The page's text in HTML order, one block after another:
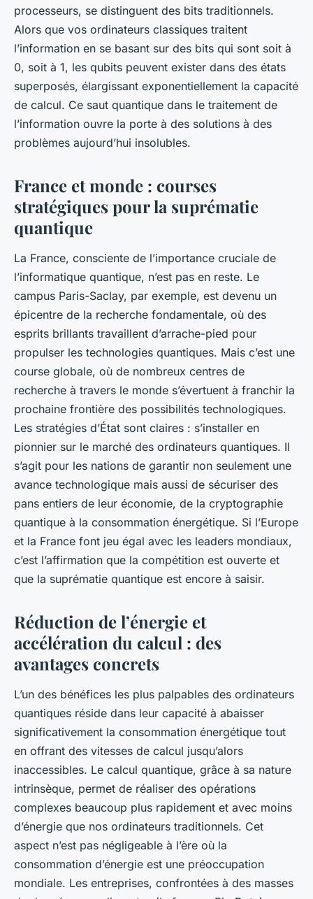
processeurs, se distinguent des bits traditionnels.
Alors que vos ordinateurs classiques traitent
l’information en se basant sur des bits qui sont soit à
0, soit à 1, les qubits peuvent exister dans des états
superposés, élargissant exponentiellement la capacité
de calcul. Ce saut quantique dans le traitement de
l’information ouvre la porte à des solutions à des
problèmes aujourd’hui insolubles.
France et monde : courses
stratégiques pour la suprématie
quantique
La France, consciente de l’importance cruciale de
l’informatique quantique, n’est pas en reste. Le
campus Paris-Saclay, par exemple, est devenu un
épicentre de la recherche fondamentale, où des
esprits brillants travaillent d’arrache-pied pour
propulser les technologies quantiques. Mais c’est une
course globale, où de nombreux centres de
recherche à travers le monde s’évertuent à franchir la
prochaine frontière des possibilités technologiques.
Les stratégies d’État sont claires : s’installer en
pionnier sur le marché des ordinateurs quantiques. Il
s’agit pour les nations de garantir non seulement une
avance technologique mais aussi de sécuriser des
pans entiers de leur économie, de la cryptographie
quantique à la consommation énergétique. Si l’Europe
et la France font jeu égal avec les leaders mondiaux,
c’est l’affirmation que la compétition est ouverte et
que la suprématie quantique est encore à saisir.
Réduction de l’énergie et
accélération du calcul : des
avantages concrets
L’un des bénéfices les plus palpables des ordinateurs
quantiques réside dans leur capacité à abaisser
significativement la consommation énergétique tout
en offrant des vitesses de calcul jusqu’alors
inaccessibles. Le calcul quantique, grâce à sa nature
intrinsèque, permet de réaliser des opérations
complexes beaucoup plus rapidement et avec moins
d’énergie que nos ordinateurs traditionnels. Cet
aspect n’est pas négligeable à l’ère où la
consommation d’énergie est une préoccupation
mondiale. Les entreprises, confrontées à des masses